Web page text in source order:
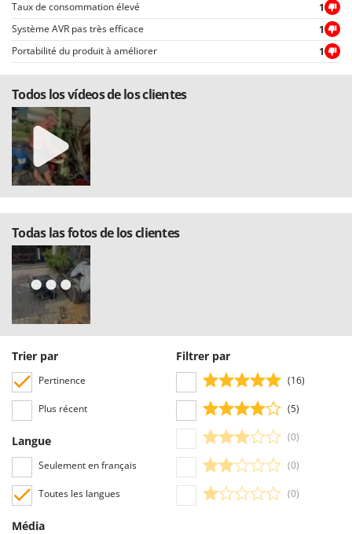
Taux de consommation élevé
1
Système AVR pas très efficace
1
Portabilité du produit à améliorer
1
Todos los vídeos de los clientes
Todas las fotos de los clientes
Trier par
Pertinence
Plus récent
Langue
Seulement en français
Toutes les langues
Média
Filtrer par
(16)
(5)
(0)
(0)
(0)